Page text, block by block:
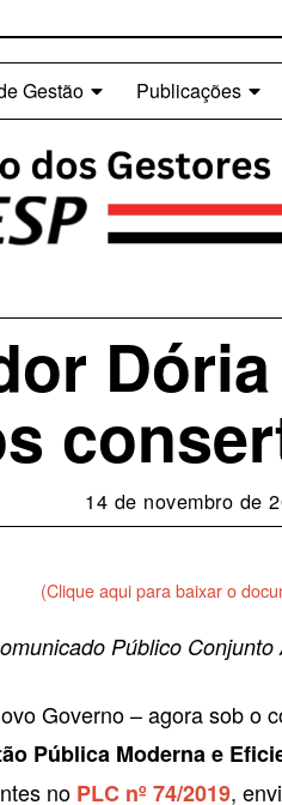
Gestão Publicações
14 de novembro de
(Clique aqui para baixar o
Público
Governo – agora sob o
Pública Moderna e
no PLC nº 74/2019,